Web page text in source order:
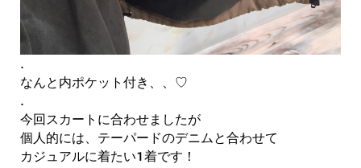
.
なんと内ポケット付き、、♡
.
今回スカートに合わせましたが
個人的には、テーパードのデニムと合わせて
カジュアルに着たい１着です！